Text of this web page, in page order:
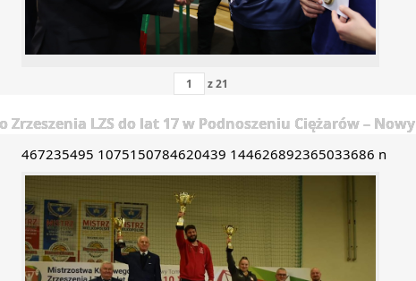
z21
LZS do lat 17 w Podnoszeniu Ciężarów – Nowy
467235495 1075150784620439 144626892365033686 n